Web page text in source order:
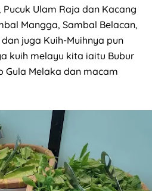
Ulam Raja dan Kacang
Mangga, Sambal Belacan,
juga Kuih-Muihnya pun
kuih melayu kita iaitu Bubur
Gula Melaka dan macam